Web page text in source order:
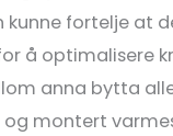
kunne fortelje at
å optimalisere
anna bytta
montert